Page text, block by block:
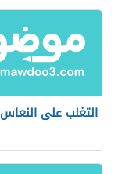
التغلب على النعاس